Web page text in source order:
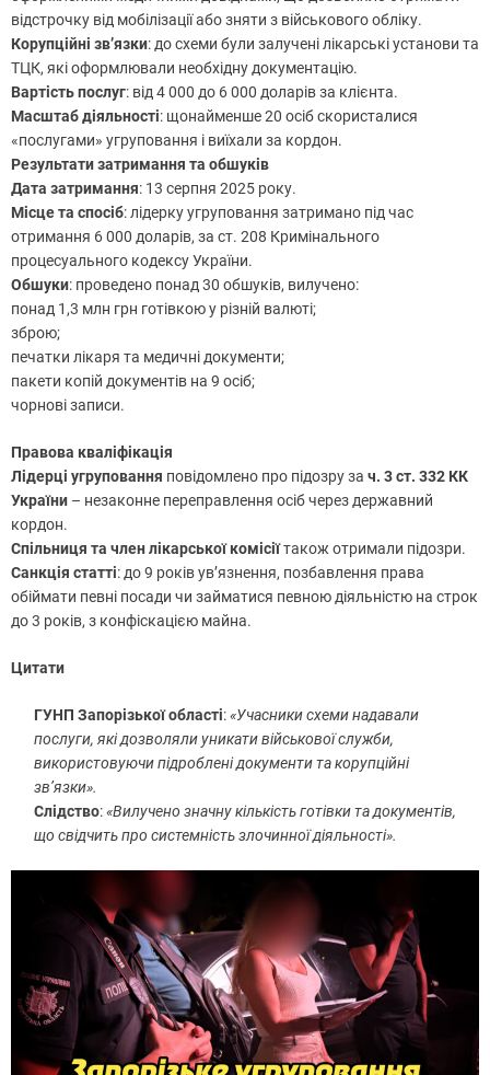
відстрочку від мобілізації або зняти з військового обліку.
Корупційні зв’язки: до схеми були залучені лікарські установи та
ТЦК, які оформлювали необхідну документацію.
Вартість послуг: від 4 000 до 6 000 доларів за клієнта.
Масштаб діяльності: щонайменше 20 осіб скористалися
«послугами» угруповання і виїхали за кордон.
Результати затримання та обшуків
Дата затримання: 13 серпня 2025 року.
Місце та спосіб: лідерку угруповання затримано під час
отримання 6 000 доларів, за ст. 208 Кримінального
процесуального кодексу України.
Обшуки: проведено понад 30 обшуків, вилучено:
понад 1,3 млн грн готівкою у різній валюті;
зброю;
печатки лікаря та медичні документи;
пакети копій документів на 9 осіб;
чорнові записи.
Правова кваліфікація
Лідерці угруповання повідомлено про підозру за ч. 3 ст. 332 КК
України – незаконне переправлення осіб через державний
кордон.
Спільниця та член лікарської комісіїтакож отримали підозри.
Санкція статті: до 9 років ув’язнення, позбавлення права
обіймати певні посади чи займатися певною діяльністю на строк
до 3 років, з конфіскацією майна.
Цитати
ГУНП Запорізької області:«Учасники схеми надавали
послуги, які дозволяли уникати військової служби,
використовуючи підроблені документи та корупційні
зв’язки».
Слідство:«Вилучено значну кількість готівки та документів,
що свідчить про системність злочинної діяльності».